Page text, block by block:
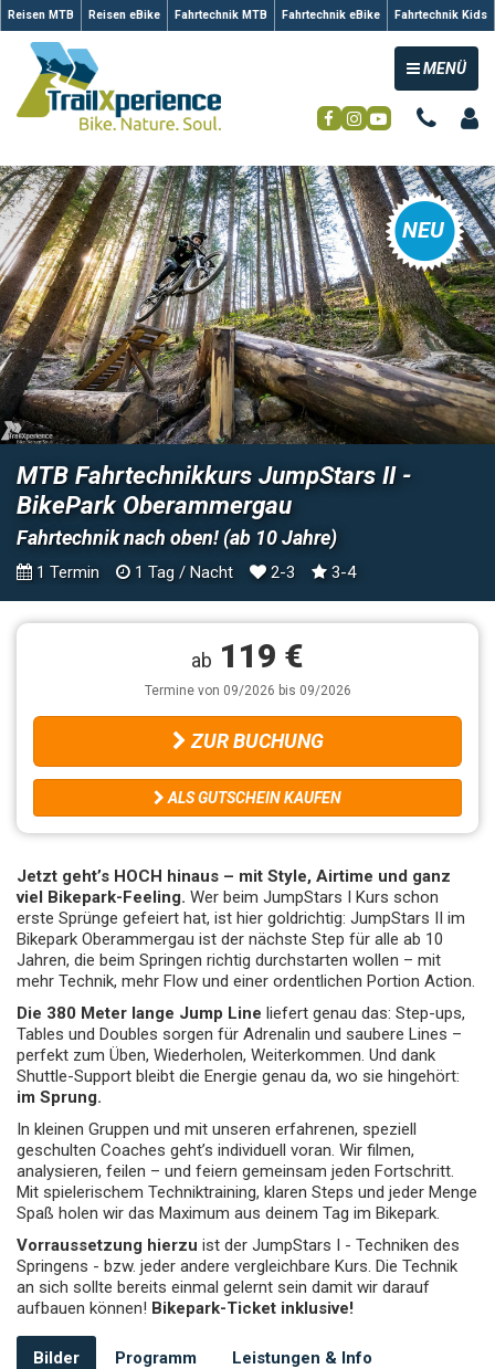
Reisen MTB Reisen eBike Fahrtechnik MTB Fahrtechnik eBike Fahrtechnik Kids
TOGGLE
MENÜ
NEU
MTB Fahrtechnikkurs JumpStars II -
BikePark Oberammergau
Fahrtechnik nach oben! (ab 10 Jahre)
1 Termin 1 Tag / Nacht 2-3 3-4
ab 119 €
Termine von 09/2026 bis 09/2026
ZUR BUCHUNG
ALS GUTSCHEIN KAUFEN
Jetzt geht’s HOCH hinaus – mit Style, Airtime und ganz
viel Bikepark-Feeling. Wer beim JumpStars I Kurs schon
erste Sprünge gefeiert hat, ist hier goldrichtig: JumpStars II im
Bikepark Oberammergau ist der nächste Step für alle ab 10
Jahren, die beim Springen richtig durchstarten wollen – mit
mehr Technik, mehr Flow und einer ordentlichen Portion Action.
Die 380 Meter lange Jump Line liefert genau das: Step-ups,
Tables und Doubles sorgen für Adrenalin und saubere Lines –
perfekt zum Üben, Wiederholen, Weiterkommen. Und dank
Shuttle-Support bleibt die Energie genau da, wo sie hingehört:
im Sprung.
In kleinen Gruppen und mit unseren erfahrenen, speziell
geschulten Coaches geht’s individuell voran. Wir filmen,
analysieren, feilen – und feiern gemeinsam jeden Fortschritt.
Mit spielerischem Techniktraining, klaren Steps und jeder Menge
Spaß holen wir das Maximum aus deinem Tag im Bikepark.
Vorraussetzung hierzu ist der JumpStars I - Techniken des
Springens - bzw. jeder andere vergleichbare Kurs. Die Technik
an sich sollte bereits einmal gelernt sein damit wir darauf
aufbauen können! Bikepark-Ticket inklusive!
Bilder Programm Leistungen & Info